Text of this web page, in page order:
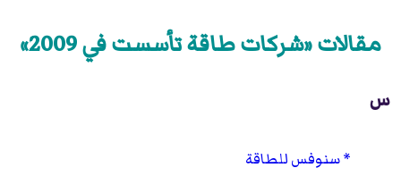
مقالات «شركات طاقة تأسست في 2009»
س
سنوفس للطاقة